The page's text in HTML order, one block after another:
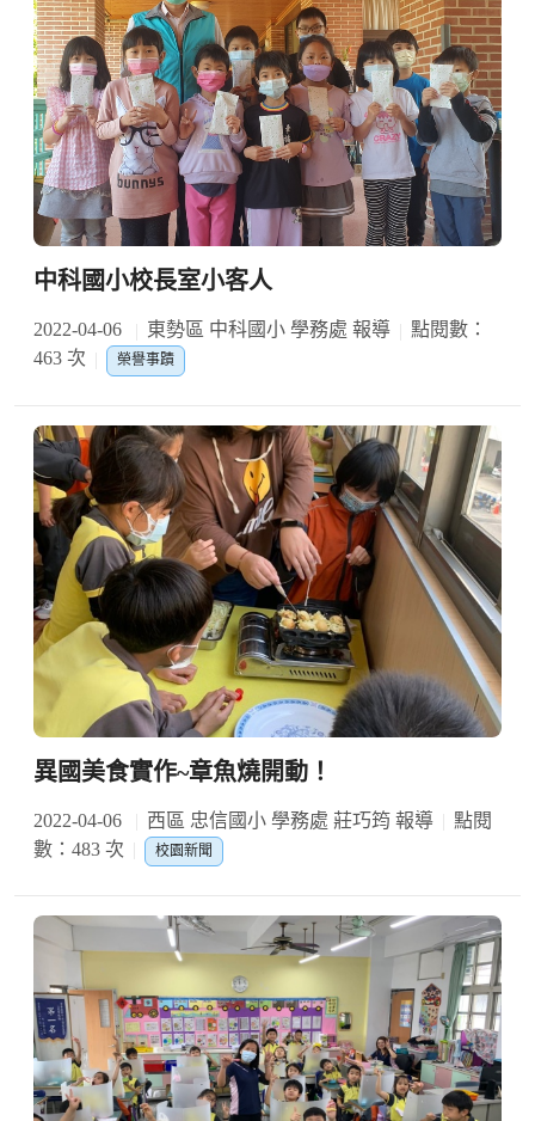
中科國小校長室小客人
2022-04-06 東勢區 中科國小 學務處 報導
點閱數：
463 次
榮譽事蹟
異國美食實作~章魚燒開動！
2022-04-06 西區 忠信國小 學務處 莊巧筠 報導
點閱
數：483 次
校園新聞